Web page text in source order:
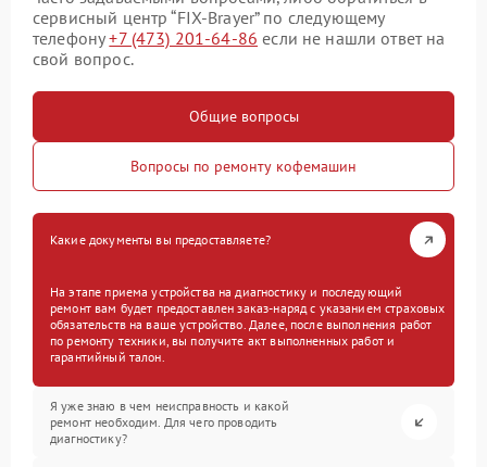
сервисный центр “FIX-Brayer” по следующему
телефону+7 (473) 201-64-86 если не нашли ответ на
свой вопрос.
Общие вопросы
Вопросы по ремонту кофемашин
Какие документы вы предоставляете?
На этапе приема устройства на диагностику и последующий
ремонт вам будет предоставлен заказ-наряд с указанием страховых
обязательств на ваше устройство. Далее, после выполнения работ
по ремонту техники, вы получите акт выполненных работ и
гарантийный талон.
Я уже знаю в чем неисправность и какой
ремонт необходим. Для чего проводить
диагностику?